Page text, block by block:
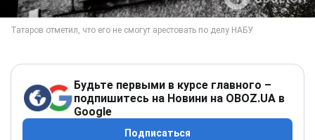
Будьте первыми в курсе главного –
подпишитесь на Новини на OBOZ.UA в
Google
Подписаться